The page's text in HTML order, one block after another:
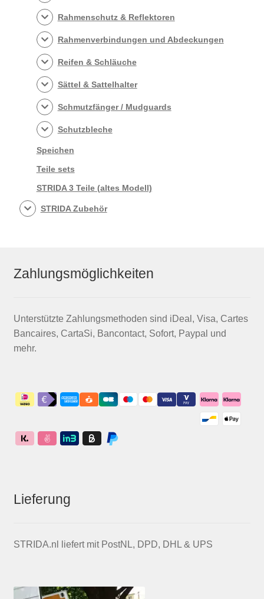
Rahmenschutz & Reflektoren
Rahmenverbindungen und Abdeckungen
Reifen & Schläuche
Sättel & Sattelhalter
Schmutzfänger / Mudguards
Schutzbleche
Speichen
Teile sets
STRIDA 3 Teile (altes Modell)
STRIDA Zubehör
Zahlungsmöglichkeiten
Unterstützte Zahlungsmethoden sind iDeal, Visa, Cartes
Bancaires, CartaSi, Bancontact, Sofort, Paypal und
mehr.
Lieferung
STRIDA.nl liefert mit PostNL, DPD, DHL & UPS